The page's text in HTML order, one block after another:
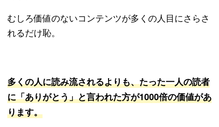
むしろ価値のないコンテンツが多くの人目にさらさ
れるだけ恥。
多くの人に読み流されるよりも、たった一人の読者
に「ありがとう」と言われた方が1000倍の価値があ
ります。